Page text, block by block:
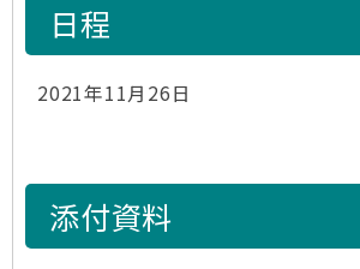
日程
2021年11月26日
添付資料